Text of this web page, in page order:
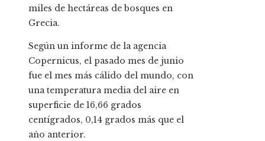
miles de hectáreas de bosques en
Grecia.
Según un informe de la agencia
Copernicus, el pasado mes de junio
fue el mes más cálido del mundo, con
una temperatura media del aire en
superficie de 16,66 grados
centígrados, 0,14 grados más que el
año anterior.